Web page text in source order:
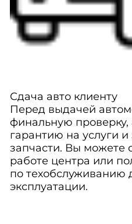
Сдача авто клиенту
Перед выдачей
финальную проверку,
гарантию на услуги
запчасти. Вы можете
работе центра или
по техобслуживанию
эксплуатации.